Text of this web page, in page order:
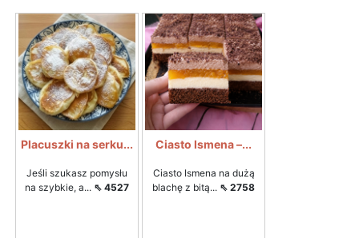
Placuszki na serku...
Jeśli szukasz pomysłu
na szybkie, a... ⇖ 4527
Ciasto Ismena –...
Ciasto Ismena na dużą
blachę z bitą... ⇖ 2758